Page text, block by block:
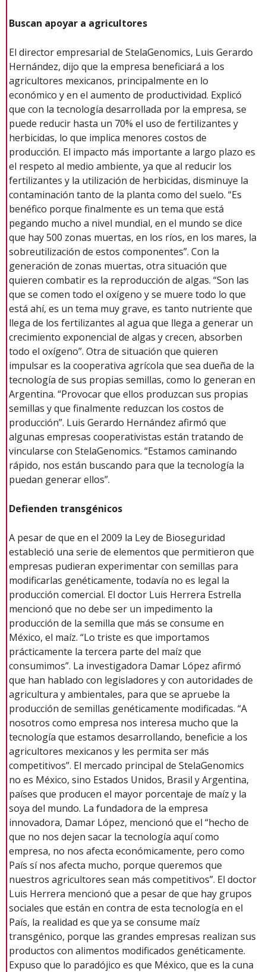
Buscan apoyar a agricultores
El director empresarial de StelaGenomics, Luis Gerardo
Hernández, dijo que la empresa beneficiará a los
agricultores mexicanos, principalmente en lo
económico y en el aumento de productividad. Explicó
que con la tecnología desarrollada por la empresa, se
puede reducir hasta un 70% el uso de fertilizantes y
herbicidas, lo que implica menores costos de
producción. El impacto más importante a largo plazo es
el respeto al medio ambiente, ya que al reducir los
fertilizantes y la utilización de herbicidas, disminuye la
contaminación tanto de la planta como del suelo. “Es
benéfico porque finalmente es un tema que está
pegando mucho a nivel mundial, en el mundo se dice
que hay 500 zonas muertas, en los ríos, en los mares, la
sobreutilización de estos componentes”. Con la
generación de zonas muertas, otra situación que
quieren combatir es la reproducción de algas. “Son las
que se comen todo el oxígeno y se muere todo lo que
está ahí, es un tema muy grave, es tanto nutriente que
llega de los fertilizantes al agua que llega a generar un
crecimiento exponencial de algas y crecen, absorben
todo el oxígeno”. Otra de situación que quieren
impulsar es la cooperativa agrícola que sea dueña de la
tecnología de sus propias semillas, como lo generan en
Argentina. “Provocar que ellos produzcan sus propias
semillas y que finalmente reduzcan los costos de
producción”. Luis Gerardo Hernández afirmó que
algunas empresas cooperativistas están tratando de
vincularse con StelaGenomics. “Estamos caminando
rápido, nos están buscando para que la tecnología la
puedan generar ellos”.
Defienden transgénicos
A pesar de que en el 2009 la Ley de Bioseguridad
estableció una serie de elementos que permitieron que
empresas pudieran experimentar con semillas para
modificarlas genéticamente, todavía no es legal la
producción comercial. El doctor Luis Herrera Estrella
mencionó que no debe ser un impedimento la
producción de la semilla que más se consume en
México, el maíz. “Lo triste es que importamos
prácticamente la tercera parte del maíz que
consumimos”. La investigadora Damar López afirmó
que han hablado con legisladores y con autoridades de
agricultura y ambientales, para que se apruebe la
producción de semillas genéticamente modificadas. “A
nosotros como empresa nos interesa mucho que la
tecnología que estamos desarrollando, beneficie a los
agricultores mexicanos y les permita ser más
competitivos”. El mercado principal de StelaGenomics
no es México, sino Estados Unidos, Brasil y Argentina,
países que producen el mayor porcentaje de maíz y la
soya del mundo. La fundadora de la empresa
innovadora, Damar López, mencionó que el “hecho de
que no nos dejen sacar la tecnología aquí como
empresa, no nos afecta económicamente, pero como
País sí nos afecta mucho, porque queremos que
nuestros agricultores sean más competitivos”. El doctor
Luis Herrera mencionó que a pesar de que hay grupos
sociales que están en contra de esta tecnología en el
País, la realidad es que ya se consume maíz
transgénico, porque las grandes empresas realizan sus
productos con alimentos modificados genéticamente.
Expuso que lo paradójico es que México, que es la cuna